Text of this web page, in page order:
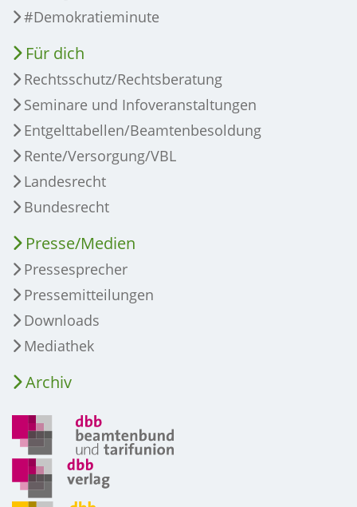
#Demokratieminute
Für dich
Rechtsschutz/Rechtsberatung
Seminare und Infoveranstaltungen
Entgelttabellen/Beamtenbesoldung
Rente/Versorgung/VBL
Landesrecht
Bundesrecht
Presse/Medien
Pressesprecher
Pressemitteilungen
Downloads
Mediathek
Archiv